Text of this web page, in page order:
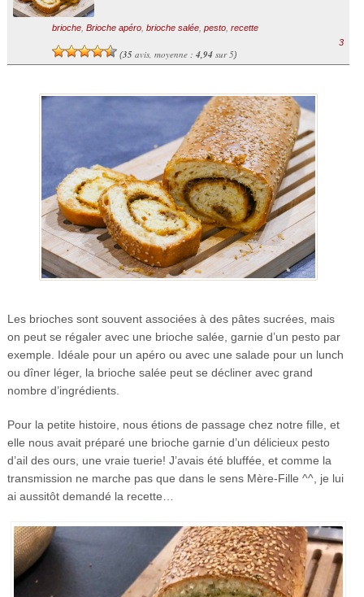
brioche, Brioche apéro, brioche salée, pesto, recette
(35avis, moyenne : 4,94sur 5)
3
Les brioches sont souvent associées à des pâtes sucrées, mais
on peut se régaler avec une brioche salée, garnie d’un pesto par
exemple. Idéale pour un apéro ou avec une salade pour un lunch
ou dîner léger, la brioche salée peut se décliner avec grand
nombre d’ingrédients.
Pour la petite histoire, nous étions de passage chez notre fille, et
elle nous avait préparé une brioche garnie d’un délicieux pesto
d’ail des ours, une vraie tuerie! J’avais été bluffée, et comme la
transmission ne marche pas que dans le sens Mère-Fille ^^, je lui
ai aussitôt demandé la recette…